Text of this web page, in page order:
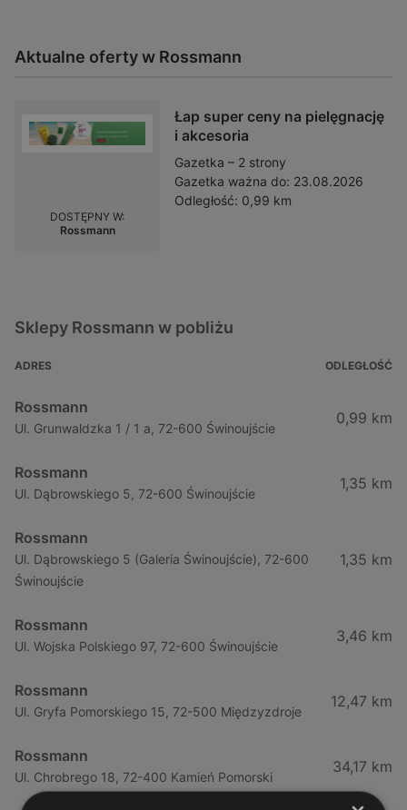
Aktualne oferty w Rossmann
Łap super ceny na pielęgnację
i akcesoria
Gazetka – 2 strony
Gazetka ważna do: 23.08.2026
Odległość: 0,99 km
DOSTĘPNY W:
Rossmann
Sklepy Rossmann w pobliżu
ADRES ODLEGŁOŚĆ
Rossmann
Ul. Grunwaldzka 1 / 1 a, 72-600 Świnoujście
0,99 km
Rossmann
Ul. Dąbrowskiego 5, 72-600 Świnoujście
1,35 km
Rossmann
Ul. Dąbrowskiego 5 (Galeria Świnoujście), 72-600
Świnoujście
1,35 km
Rossmann
Ul. Wojska Polskiego 97, 72-600 Świnoujście
3,46 km
Rossmann
Ul. Gryfa Pomorskiego 15, 72-500 Międzyzdroje
12,47 km
Rossmann
Ul. Chrobrego 18, 72-400 Kamień Pomorski
34,17 km